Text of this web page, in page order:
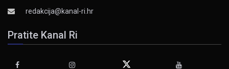
redakcija@kanal-ri.hr
Pratite Kanal Ri